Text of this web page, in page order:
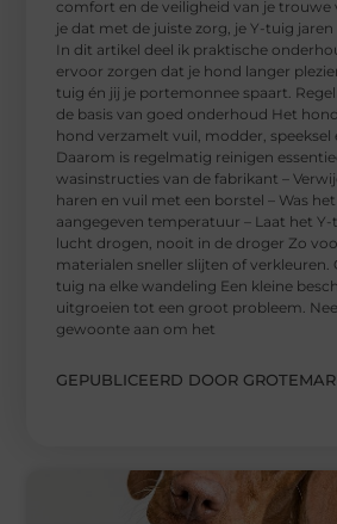
comfort en de veiligheid van je trouwe
je dat met de juiste zorg, je Y-tuig jaren
In dit artikel deel ik praktische
ervoor zorgen dat je hond langer
tuig én jij je portemonnee spaart.
de basis van goed onderhoud Het
hond verzamelt vuil, modder, speeksel
Daarom is regelmatig reinigen
wasinstructies van de fabrikant –
haren en vuil met een borstel – Was
aangegeven temperatuur – Laat het
lucht drogen, nooit in de droger Zo
materialen sneller slijten of verkleuren.
tuig na elke wandeling Een kleine
uitgroeien tot een groot probleem.
gewoonte aan om het
GEPUBLICEERD DOOR